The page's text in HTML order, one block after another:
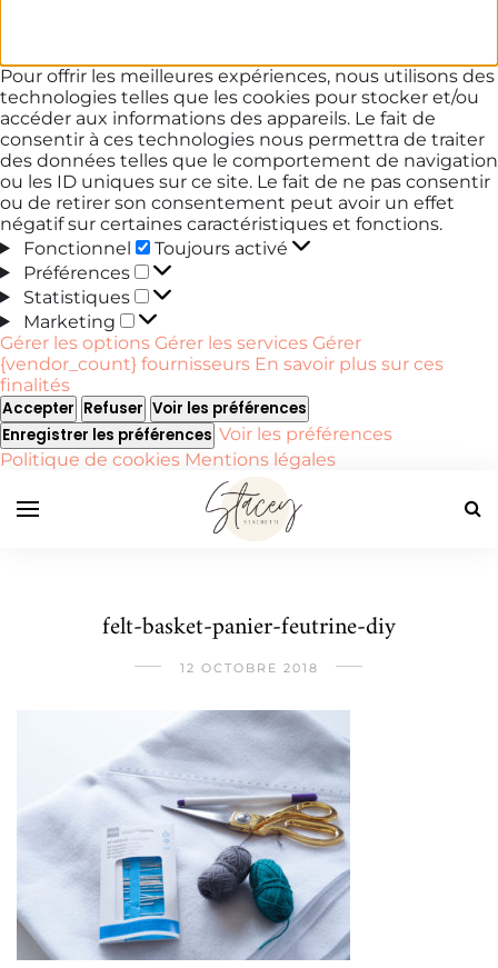
Pour offrir les meilleures expériences, nous utilisons des
technologies telles que les cookies pour stocker et/ou
accéder aux informations des appareils. Le fait de
consentir à ces technologies nous permettra de traiter
des données telles que le comportement de navigation
ou les ID uniques sur ce site. Le fait de ne pas consentir
ou de retirer son consentement peut avoir un effet
négatif sur certaines caractéristiques et fonctions.
Fonctionnel
Fonctionnel
Toujours activé
Préférences
Préférences
Statistiques
Statistiques
Marketing
Marketing
Gérer les options Gérer les services Gérer
{vendor_count} fournisseurs En savoir plus sur ces
finalités
Accepter Refuser Voir les préférences
Enregistrer les préférences Voir les préférences
Politique de cookies Mentions légales
felt-basket-panier-feutrine-diy
12 OCTOBRE 2018